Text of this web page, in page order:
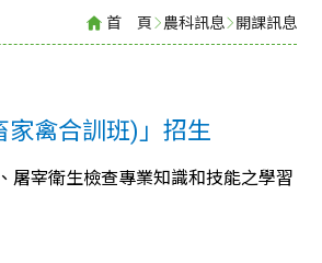
首 頁 農科訊息 開課訊息
家禽合訓班)」招生
屠宰衛生檢查專業知識和技能之學習